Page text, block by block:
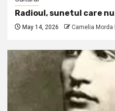
Radioul, sunetul care
May 14, 2026 Camelia Morda